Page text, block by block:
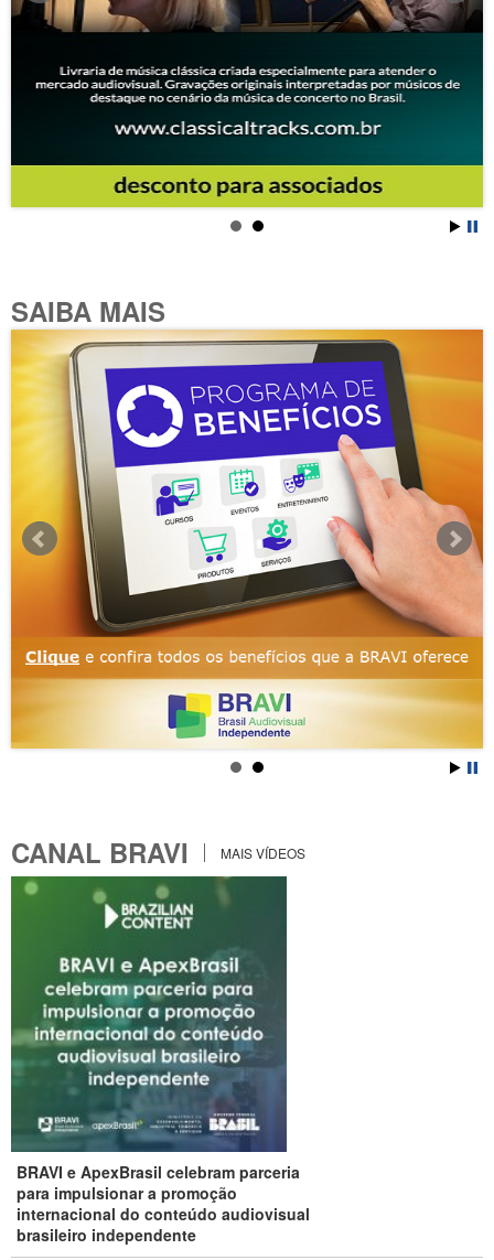
SAIBA MAIS
CANAL BRAVI MAIS VÍDEOS
BRAVI e ApexBrasil celebram parceria
para impulsionar a promoção
internacional do conteúdo audiovisual
brasileiro independente